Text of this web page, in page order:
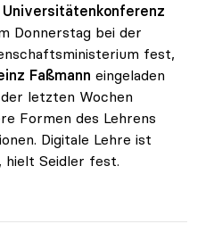
Universitätenkonferenz
Donnerstag bei der
fest,
Faßmann eingeladen
letzten Wochen
Formen des Lehrens
Digitale Lehre ist
hielt Seidler fest.
Lehre ist